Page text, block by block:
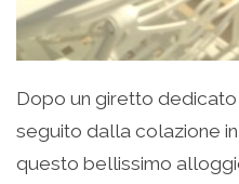
Dopo un giretto dedicato
seguito dalla colazione
questo bellissimo